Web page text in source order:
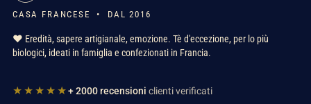
CASA FRANCESE • DAL 2016
❤️ Eredità, sapere artigianale, emozione. Tè d'eccezione, per lo più
biologici, ideati in famiglia e confezionati in Francia.
★★★★★+ 2000 recensioni clienti verificati